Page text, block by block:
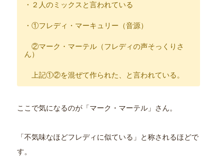
・２人のミックスと言われている
・①フレディ・マーキュリー（音源）
②マーク・マーテル（フレディの声そっくりさ
ん）
上記①②を混ぜて作られた、と言われている。
ここで気になるのが「マーク・マーテル」さん。
「不気味なほどフレディに似ている」と称されるほどで
す。